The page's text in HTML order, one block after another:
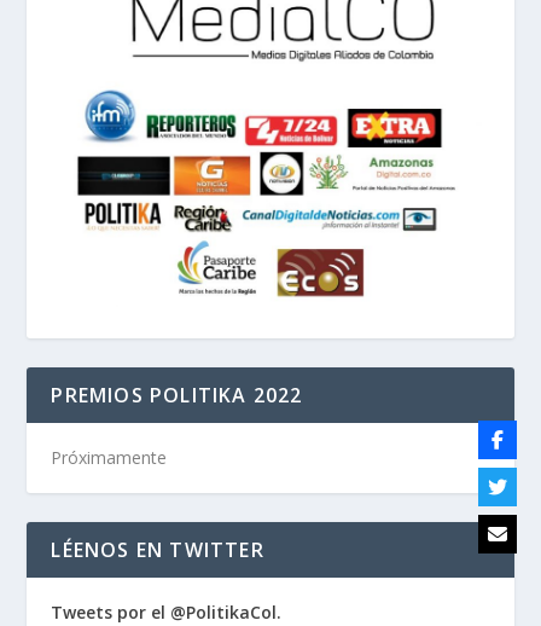
PREMIOS POLITIKA 2022
Próximamente
LÉENOS EN TWITTER
Tweets por el @PolitikaCol.